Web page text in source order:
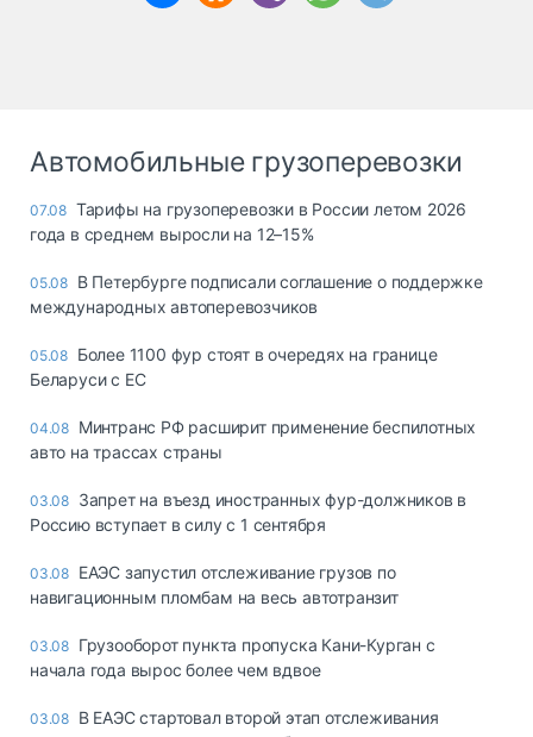
Автомобильные грузоперевозки
07.08 Тарифы на грузоперевозки в России летом 2026
года в среднем выросли на 12–15%
05.08 В Петербурге подписали соглашение о поддержке
международных автоперевозчиков
05.08 Более 1100 фур стоят в очередях на границе
Беларуси с ЕС
04.08 Минтранс РФ расширит применение беспилотных
авто на трассах страны
03.08 Запрет на въезд иностранных фур-должников в
Россию вступает в силу с 1 сентября
03.08 ЕАЭС запустил отслеживание грузов по
навигационным пломбам на весь автотранзит
03.08 Грузооборот пункта пропуска Кани-Курган с
начала года вырос более чем вдвое
03.08 В ЕАЭС стартовал второй этап отслеживания